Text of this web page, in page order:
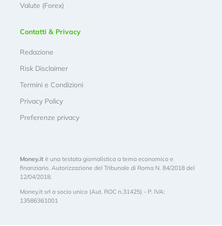
Valute (Forex)
Contatti & Privacy
Redazione
Risk Disclaimer
Termini e Condizioni
Privacy Policy
Preferenze privacy
Money.it è una testata giornalistica a tema economico e
finanziario. Autorizzazione del Tribunale di Roma N. 84/2018 del
12/04/2018.
Money.it srl a socio unico (Aut. ROC n.31425) - P. IVA:
13586361001